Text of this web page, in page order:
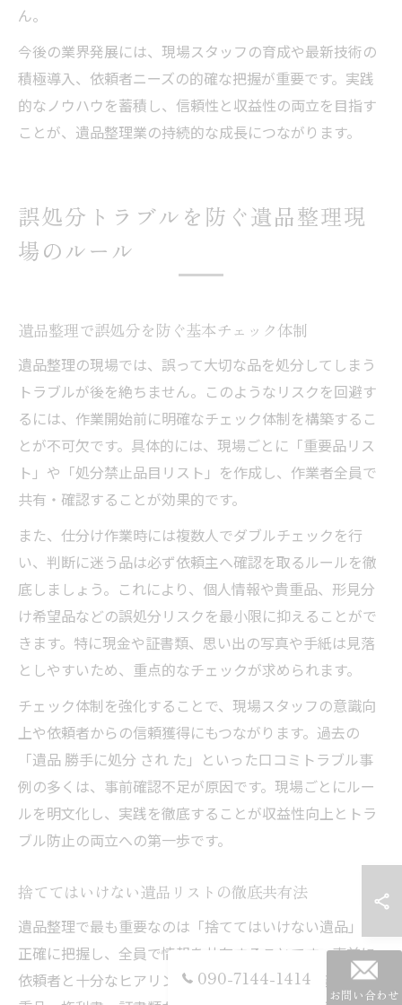
ん。
今後の業界発展には、現場スタッフの育成や最新技術の
積極導入、依頼者ニーズの的確な把握が重要です。実践
的なノウハウを蓄積し、信頼性と収益性の両立を目指す
ことが、遺品整理業の持続的な成長につながります。
誤処分トラブルを防ぐ遺品整理現
場のルール
遺品整理で誤処分を防ぐ基本チェック体制
遺品整理の現場では、誤って大切な品を処分してしまう
トラブルが後を絶ちません。このようなリスクを回避す
るには、作業開始前に明確なチェック体制を構築するこ
とが不可欠です。具体的には、現場ごとに「重要品リス
ト」や「処分禁止品目リスト」を作成し、作業者全員で
共有・確認することが効果的です。
また、仕分け作業時には複数人でダブルチェックを行
い、判断に迷う品は必ず依頼主へ確認を取るルールを徹
底しましょう。これにより、個人情報や貴重品、形見分
け希望品などの誤処分リスクを最小限に抑えることがで
きます。特に現金や証書類、思い出の写真や手紙は見落
としやすいため、重点的なチェックが求められます。
チェック体制を強化することで、現場スタッフの意識向
上や依頼者からの信頼獲得にもつながります。過去の
「遺品 勝手に処分 され た」といった口コミトラブル事
例の多くは、事前確認不足が原因です。現場ごとにルー
ルを明文化し、実践を徹底することが収益性向上とトラ
ブル防止の両立への第一歩です。
捨ててはいけない遺品リストの徹底共有法
遺品整理で最も重要なのは「捨ててはいけない遺品」を
正確に把握し、全員で情報を共有することです。事前に
依頼者と十分なヒアリングを行い、形見分け希望品や貴
090-7144-1414
お問い合わせ